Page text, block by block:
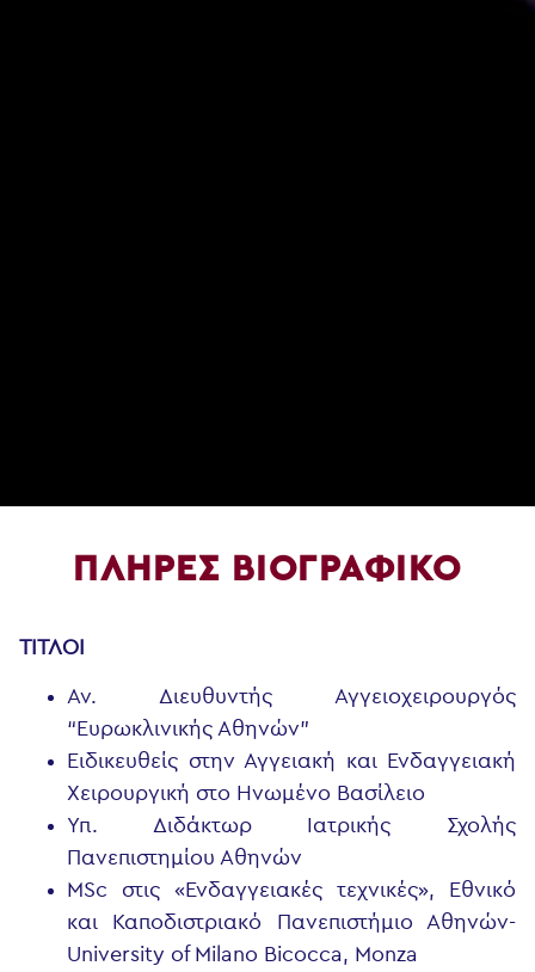
ΠΛΗΡΕΣ ΒΙΟΓΡΑΦΙΚΟ
ΤΙΤΛΟΙ
Αν. Διευθυντής Αγγειοχειρουργός
“Ευρωκλινικής Αθηνών”
Ειδικευθείς στην Αγγειακή και Ενδαγγειακή
Χειρουργική στο Ηνωμένο Βασίλειο
Υπ. Διδάκτωρ Ιατρικής Σχολής
Πανεπιστημίου Αθηνών
MSc στις «Ενδαγγειακές τεχνικές», Εθνικό
και Καποδιστριακό Πανεπιστήμιο Αθηνών-
University of Milano Bicocca, Monza